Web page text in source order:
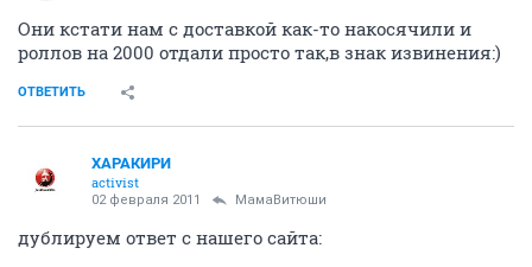
Они кстати нам с доставкой как-то накосячили и
роллов на 2000 отдали просто так,в знак извинения:)
ОТВЕТИТЬ
ХАРАКИРИ
activist
02 февраля 2011 МамаВитюши
дублируем ответ с нашего сайта: